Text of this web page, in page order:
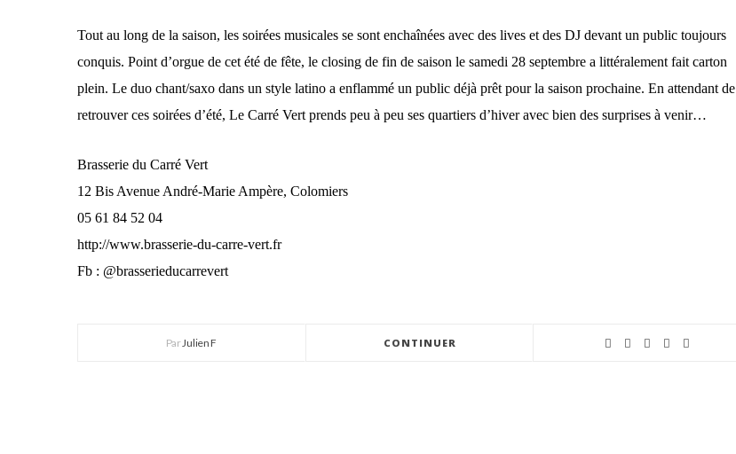
Tout au long de la saison, les soirées musicales se sont enchaînées avec des lives et des DJ devant un public toujours
conquis. Point d’orgue de cet été de fête, le closing de fin de saison le samedi 28 septembre a littéralement fait carton
plein. Le duo chant/saxo dans un style latino a enflammé un public déjà prêt pour la saison prochaine. En attendant de
retrouver ces soirées d’été, Le Carré Vert prends peu à peu ses quartiers d’hiver avec bien des surprises à venir…
Brasserie du Carré Vert
12 Bis Avenue André-Marie Ampère, Colomiers
05 61 84 52 04
http://www.brasserie-du-carre-vert.fr
Fb : @brasserieducarrevert
ParJulien F CONTINUER